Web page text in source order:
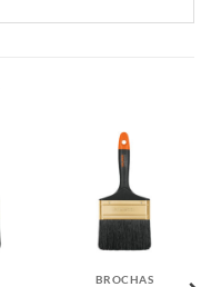
BROCHAS